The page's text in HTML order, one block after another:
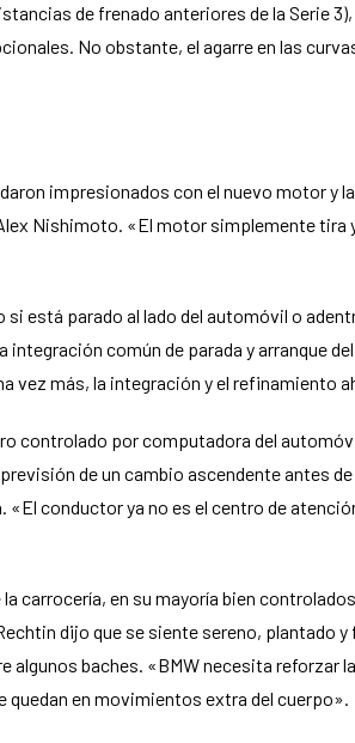
de frenado anteriores de la Serie
No obstante, el agarre en las
impresionados con el nuevo motor y
Nishimoto. «El motor simplemente tira
está parado al lado del automóvil o
común de parada y arranque
vez más, la integración y el refinamiento
controlado por computadora del
de un cambio ascendente antes
conductor ya no es el centro de
carrocería, en su mayoría bien
dijo que se siente sereno, plantado
baches. «BMW necesita
quedan en movimientos extra del cuerpo».